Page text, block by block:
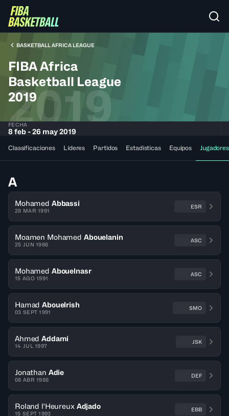
BASKETBALL AFRICA LEAGUE
FIBA Africa
Basketball League
2019
2019
FECHA
8 feb - 26 may 2019
Classificaciones Líderes Partidos Estadísticas Equipos Jugadores
A
Mohamed Abbassi
28 MAR 1991
ESR
Moamen Mohamed Abouelanin
25 JUN 1986
ASC
Mohamed Abouelnasr
15 AGO 1991
ASC
Hamad Abouelrish
03 SEPT 1991
SMO
Ahmed Addami
14 JUL 1997
JSK
Jonathan Adie
08 ABR 1988
DEF
Roland l'Heureux Adjado
15 SEPT 1993
EBB